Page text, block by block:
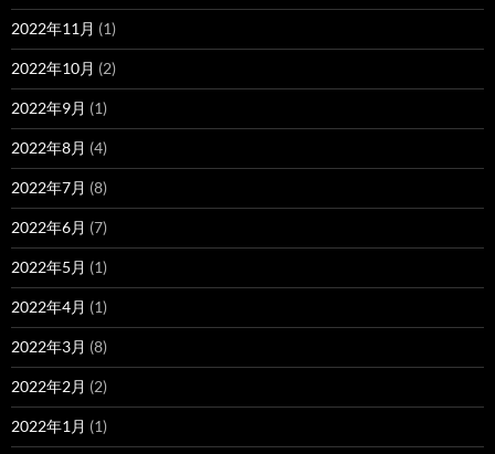
2022年11月 (1)
2022年10月 (2)
2022年9月 (1)
2022年8月 (4)
2022年7月 (8)
2022年6月 (7)
2022年5月 (1)
2022年4月 (1)
2022年3月 (8)
2022年2月 (2)
2022年1月 (1)